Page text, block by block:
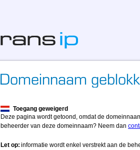
Toegang geweigerd
Deze pagina wordt getoond, omdat de
beheerder van deze domeinnaam? Neem dan
Let op: informatie wordt enkel verstrekt aan de